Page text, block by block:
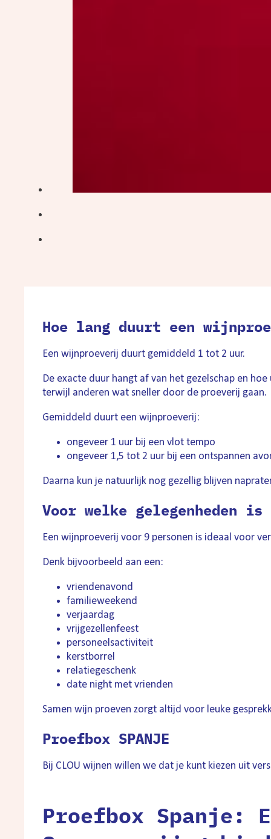
Hoe lang duurt een
Een wijnproeverij duurt gemiddeld 1 tot 2 uur.
De exacte duur hangt af van het gezelschap en
terwijl anderen wat sneller door de proeverij gaan.
Gemiddeld duurt een wijnproeverij:
ongeveer 1 uur bij een vlot tempo
ongeveer 1,5 tot 2 uur bij een ontspannen
Daarna kun je natuurlijk nog gezellig blijven
Voor welke gelegenheden
Een wijnproeverij voor 9 personen is ideaal voor
Denk bijvoorbeeld aan een:
vriendenavond
familieweekend
verjaardag
vrijgezellenfeest
personeelsactiviteit
kerstborrel
relatiegeschenk
date night met vrienden
Samen wijn proeven zorgt altijd voor leuke
Proefbox SPANJE
Bij CLOU wijnen willen we dat je kunt kiezen uit
Proefbox Spanje: